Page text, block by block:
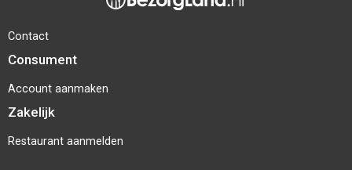
Contact
Consument
Account aanmaken
Zakelijk
Restaurant aanmelden